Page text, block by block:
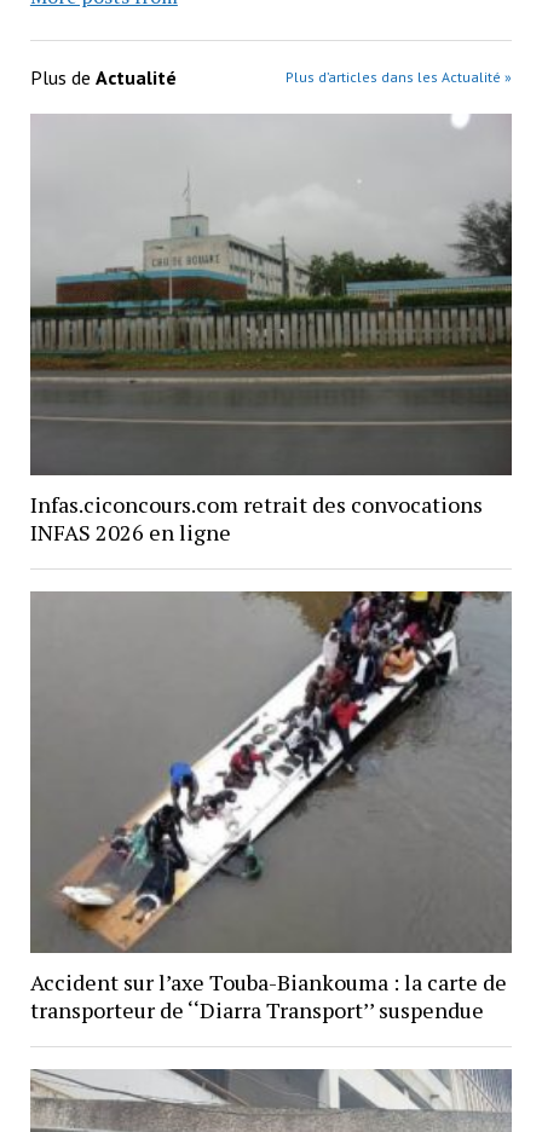
Plus de Actualité Plus d’articles dans les Actualité »
Infas.ciconcours.com retrait des convocations
INFAS 2026 en ligne
Accident sur l’axe Touba-Biankouma : la carte de
transporteur de ‘‘Diarra Transport’’ suspendue